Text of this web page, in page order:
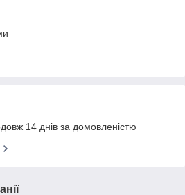
14 днів за домовленістю